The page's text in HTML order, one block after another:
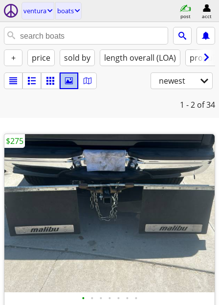
ventura boats
post acct
+ price sold by length overall (LOA)
newest
1 - 2 of 34
• • • • • • •
$275